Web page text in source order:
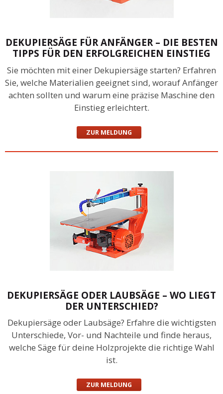
DEKUPIERSÄGE FÜR ANFÄNGER – DIE BESTEN
TIPPS FÜR DEN ERFOLGREICHEN EINSTIEG
Sie möchten mit einer Dekupiersäge starten? Erfahren
Sie, welche Materialien geeignet sind, worauf Anfänger
achten sollten und warum eine präzise Maschine den
Einstieg erleichtert.
ZUR MELDUNG
DEKUPIERSÄGE ODER LAUBSÄGE – WO LIEGT
DER UNTERSCHIED?
Dekupiersäge oder Laubsäge? Erfahre die wichtigsten
Unterschiede, Vor- und Nachteile und finde heraus,
welche Säge für deine Holzprojekte die richtige Wahl
ist.
ZUR MELDUNG